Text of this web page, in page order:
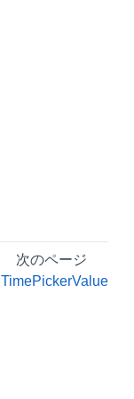
次のページ
ITimePickerValue